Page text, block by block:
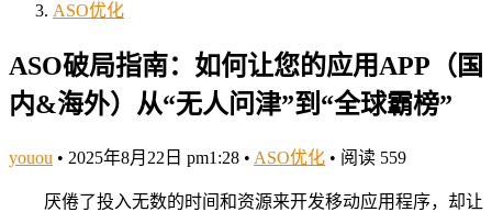
ASO优化
ASO破局指南：如何让您的应用APP（国
内&海外）从“无人问津”到“全球霸榜”
youou • 2025年8月22日 pm1:28 • ASO优化 • 阅读 559
厌倦了投入无数的时间和资源来开发移动应用程序，却让